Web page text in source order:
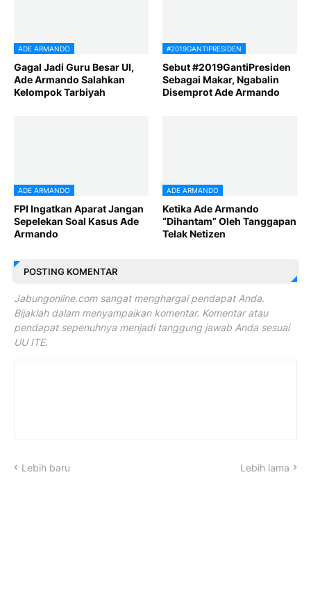
ADE ARMANDO
Gagal Jadi Guru Besar UI,
Ade Armando Salahkan
Kelompok Tarbiyah
#2019GANTIPRESIDEN
Sebut #2019GantiPresiden
Sebagai Makar, Ngabalin
Disemprot Ade Armando
ADE ARMANDO
FPI Ingatkan Aparat Jangan
Sepelekan Soal Kasus Ade
Armando
ADE ARMANDO
Ketika Ade Armando
“Dihantam” Oleh Tanggapan
Telak Netizen
POSTING KOMENTAR
Jabungonline.com sangat menghargai pendapat Anda.
Bijaklah dalam menyampaikan komentar. Komentar atau
pendapat sepenuhnya menjadi tanggung jawab Anda sesuai
UU ITE.
Lebih baru Lebih lama